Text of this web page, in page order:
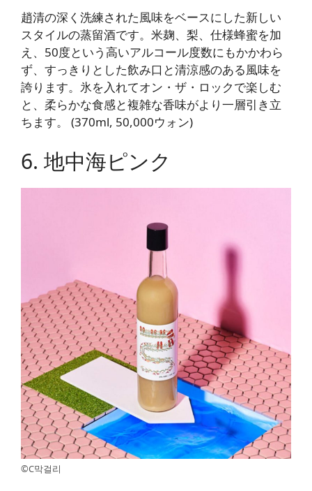
趙清の深く洗練された風味をベースにした新しい
スタイルの蒸留酒です。米麹、梨、仕様蜂蜜を加
え、50度という高いアルコール度数にもかかわら
ず、すっきりとした飲み口と清涼感のある風味を
誇ります。氷を入れてオン・ザ・ロックで楽しむ
と、柔らかな食感と複雑な香味がより一層引き立
ちます。 (370ml, 50,000ウォン)
6. 地中海ピンク
©C막걸리